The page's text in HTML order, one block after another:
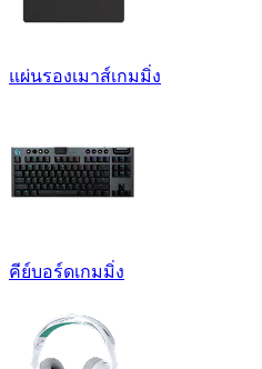
แผ่นรองเมาส์เกมมิ่ง
คีย์บอร์ดเกมมิ่ง